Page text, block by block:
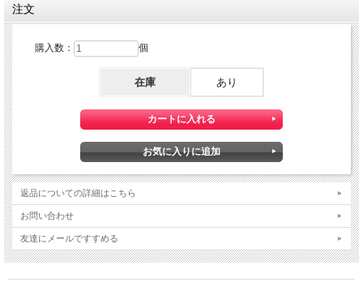
注文
購入数： 個
在庫 あり
返品についての詳細はこちら
お問い合わせ
友達にメールですすめる